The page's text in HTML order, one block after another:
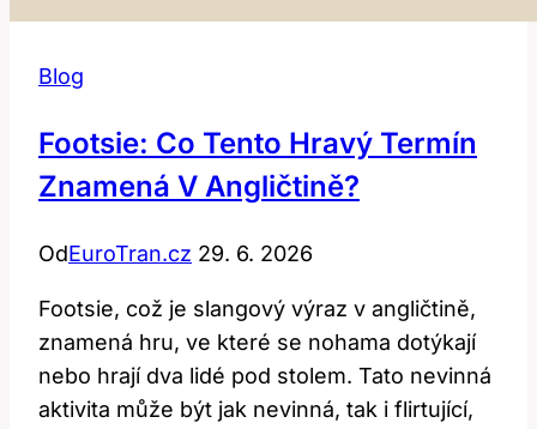
Blog
Footsie: Co Tento Hravý Termín
Znamená V Angličtině?
OdEuroTran.cz 29. 6. 2026
Footsie, což je slangový výraz v angličtině,
znamená hru, ve které se nohama dotýkají
nebo hrají dva lidé pod stolem. Tato nevinná
aktivita může být jak nevinná, tak i flirtující,